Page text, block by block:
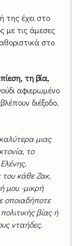
της έχει στο
με τις άμεσες
στο
τη βία,
αφιερωμένο
διέξοδο,
μιας
το
κάθε Ζακ,
μου -μικρή
οποιαδήποτε
βίας ή
νταήδες,